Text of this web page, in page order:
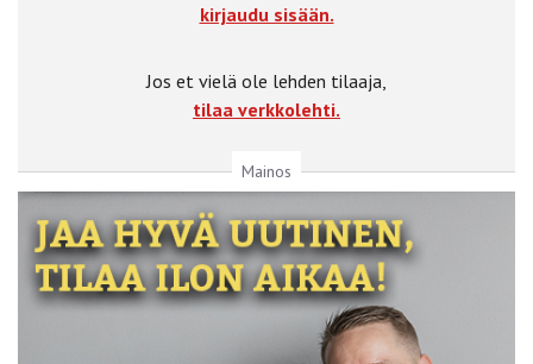
kirjaudu sisään.
Jos et vielä ole lehden tilaaja,
tilaa verkkolehti.
Mainos